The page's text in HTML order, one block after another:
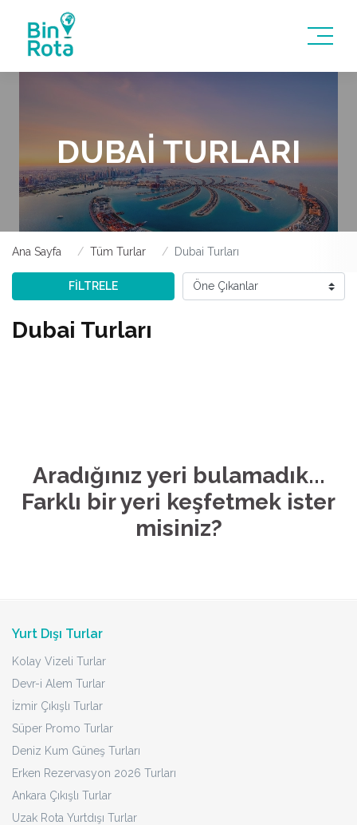
DUBAI TURLARI
Ana Sayfa Tüm Turlar Dubai Turları
FİLTRELE
Dubai Turları
Aradığınız yeri bulamadık...
Farklı bir yeri keşfetmek ister
misiniz?
Yurt Dışı Turlar
Kolay Vizeli Turlar
Devr-i Alem Turlar
İzmir Çıkışlı Turlar
Süper Promo Turlar
Deniz Kum Güneş Turları
Erken Rezervasyon 2026 Turları
Ankara Çıkışlı Turlar
Uzak Rota Yurtdışı Turlar